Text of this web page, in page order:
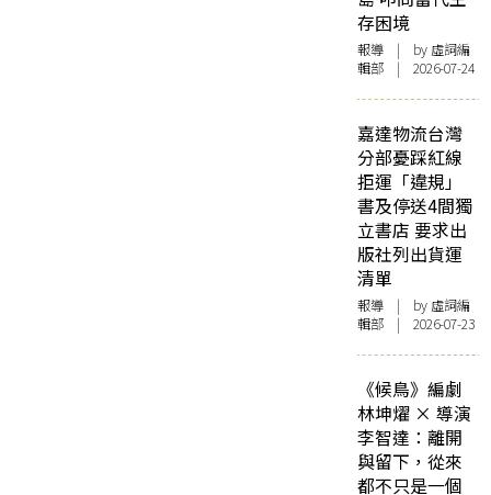
存困境
報導 | by 虛詞編
輯部 | 2026-07-24
嘉達物流台灣
分部憂踩紅線
拒運「違規」
書及停送4間獨
立書店 要求出
版社列出貨運
清單
報導 | by 虛詞編
輯部 | 2026-07-23
《候鳥》編劇
林坤燿 × 導演
李智達：離開
與留下，從來
都不只是一個